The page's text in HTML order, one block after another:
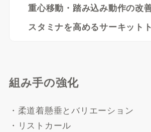
重心移動・踏み込み動作の改
スタミナを高めるサーキット
組み手の強化
・柔道着懸垂とバリエーション
・リストカール